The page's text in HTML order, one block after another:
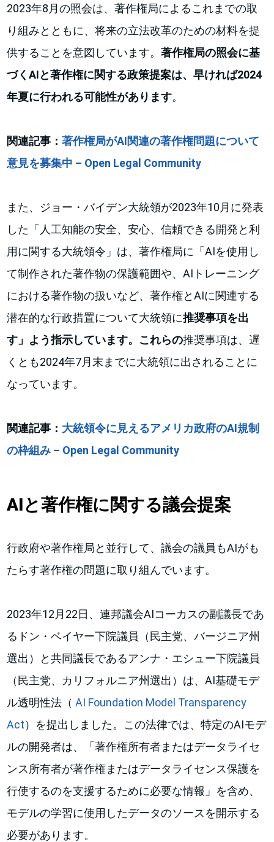
2023年8月の照会は、著作権局によるこれまでの取
り組みとともに、将来の立法改革のための材料を提
供することを意図しています。著作権局の照会に基
づくAIと著作権に関する政策提案は、早ければ2024
年夏に行われる可能性があります。
関連記事：著作権局がAI関連の著作権問題について
意見を募集中 – Open Legal Community
また、ジョー・バイデン大統領が2023年10月に発表
した「人工知能の安全、安心、信頼できる開発と利
用に関する大統領令」は、著作権局に「AIを使用し
て制作された著作物の保護範囲や、AIトレーニング
における著作物の扱いなど、著作権とAIに関連する
潜在的な行政措置について大統領に推奨事項を出
す」よう指示しています。これらの推奨事項は、遅
くとも2024年7月末までに大統領に出されることに
なっています。
関連記事： 大統領令に見えるアメリカ政府のAI規制
の枠組み – Open Legal Community
AIと著作権に関する議会提案
行政府や著作権局と並行して、議会の議員もAIがも
たらす著作権の問題に取り組んでいます。
2023年12月22日、連邦議会AIコーカスの副議長であ
るドン・ベイヤー下院議員（民主党、バージニア州
選出）と共同議長であるアンナ・エシュー下院議員
（民主党、カリフォルニア州選出）は、AI基礎モデ
ル透明性法（AI Foundation Model Transparency
Act）を提出しました。この法律では、特定のAIモデ
ルの開発者は、「著作権所有者またはデータライセ
ンス所有者が著作権またはデータライセンス保護を
行使するのを支援するために必要な情報」を含め、
モデルの学習に使用したデータのソースを開示する
必要があります。